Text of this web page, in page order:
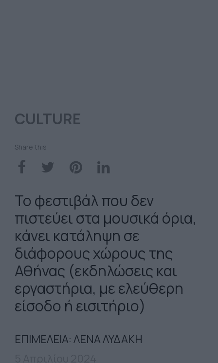
CULTURE
Share this
To φεστιβάλ που δεν
πιστεύει στα μουσικά όρια,
κάνει κατάληψη σε
διάφορους χώρους της
Αθήνας (εκδηλώσεις και
εργαστήρια, με ελεύθερη
είσοδο ή εισιτήριο)
ΕΠΙΜΕΛΕΙΑ: ΛΕΝΑ ΛΥΔΑΚΗ